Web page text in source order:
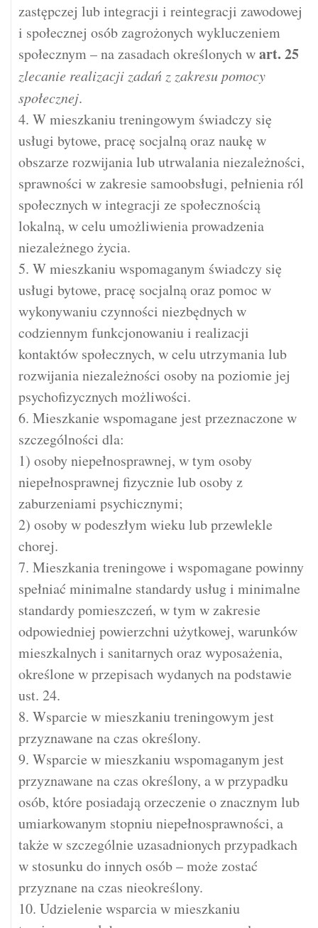
zastępczej lub integracji i reintegracji zawodowej
i społecznej osób zagrożonych wykluczeniem
społecznym – na zasadach określonych wart. 25
zlecanie realizacji zadań z zakresu pomocy
społecznej.
4. W mieszkaniu treningowym świadczy się
usługi bytowe, pracę socjalną oraz naukę w
obszarze rozwijania lub utrwalania niezależności,
sprawności w zakresie samoobsługi, pełnienia ról
społecznych w integracji ze społecznością
lokalną, w celu umożliwienia prowadzenia
niezależnego życia.
5. W mieszkaniu wspomaganym świadczy się
usługi bytowe, pracę socjalną oraz pomoc w
wykonywaniu czynności niezbędnych w
codziennym funkcjonowaniu i realizacji
kontaktów społecznych, w celu utrzymania lub
rozwijania niezależności osoby na poziomie jej
psychofizycznych możliwości.
6. Mieszkanie wspomagane jest przeznaczone w
szczególności dla:
1) osoby niepełnosprawnej, w tym osoby
niepełnosprawnej fizycznie lub osoby z
zaburzeniami psychicznymi;
2) osoby w podeszłym wieku lub przewlekle
chorej.
7. Mieszkania treningowe i wspomagane powinny
spełniać minimalne standardy usług i minimalne
standardy pomieszczeń, w tym w zakresie
odpowiedniej powierzchni użytkowej, warunków
mieszkalnych i sanitarnych oraz wyposażenia,
określone w przepisach wydanych na podstawie
ust. 24.
8. Wsparcie w mieszkaniu treningowym jest
przyznawane na czas określony.
9. Wsparcie w mieszkaniu wspomaganym jest
przyznawane na czas określony, a w przypadku
osób, które posiadają orzeczenie o znacznym lub
umiarkowanym stopniu niepełnosprawności, a
także w szczególnie uzasadnionych przypadkach
w stosunku do innych osób – może zostać
przyznane na czas nieokreślony.
10. Udzielenie wsparcia w mieszkaniu